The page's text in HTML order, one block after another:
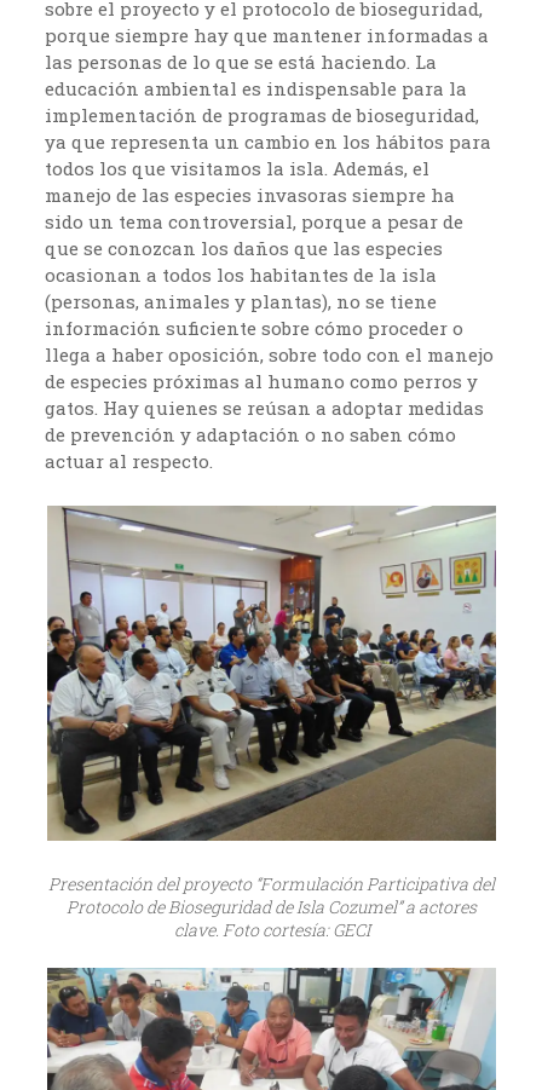
sobre el proyecto y el protocolo de bioseguridad,
porque siempre hay que mantener informadas a
las personas de lo que se está haciendo. La
educación ambiental es indispensable para la
implementación de programas de bioseguridad,
ya que representa un cambio en los hábitos para
todos los que visitamos la isla. Además, el
manejo de las especies invasoras siempre ha
sido un tema controversial, porque a pesar de
que se conozcan los daños que las especies
ocasionan a todos los habitantes de la isla
(personas, animales y plantas), no se tiene
información suficiente sobre cómo proceder o
llega a haber oposición, sobre todo con el manejo
de especies próximas al humano como perros y
gatos. Hay quienes se reúsan a adoptar medidas
de prevención y adaptación o no saben cómo
actuar al respecto.
Presentación del proyecto “Formulación Participativa del
Protocolo de Bioseguridad de Isla Cozumel” a actores
clave. Foto cortesía: GECI